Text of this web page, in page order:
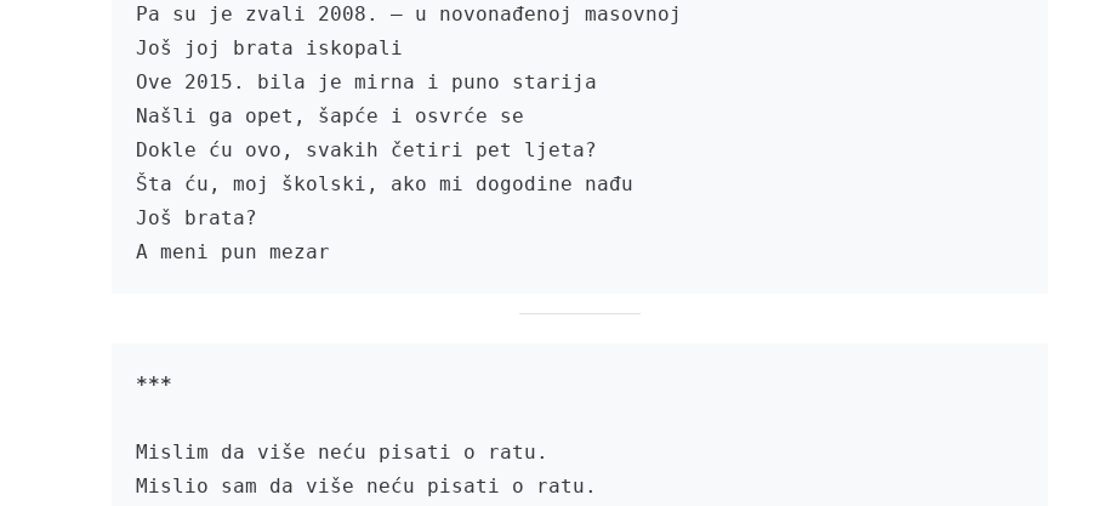
Pa su je zvali 2008. – u novonađenoj masovnoj
Još joj brata iskopali
Ove 2015. bila je mirna i puno starija
Našli ga opet, šapće i osvrće se
Dokle ću ovo, svakih četiri pet ljeta?
Šta ću, moj školski, ako mi dogodine nađu
Još brata?
A meni pun mezar
***
Mislim da više neću pisati o ratu.
Mislio sam da više neću pisati o ratu.